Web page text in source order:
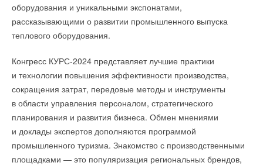
оборудования и уникальными экспонатами,
рассказывающими о развитии промышленного выпуска
теплового оборудования.
Конгресс КУРС-2024 представляет лучшие практики
и технологии повышения эффективности производства,
сокращения затрат, передовые методы и инструменты
в области управления персоналом, стратегического
планирования и развития бизнеса. Обмен мнениями
и доклады экспертов дополняются программой
промышленного туризма. Знакомство с производственными
площадками — это популяризация региональных брендов,
Ваше имя *
Текст комментария